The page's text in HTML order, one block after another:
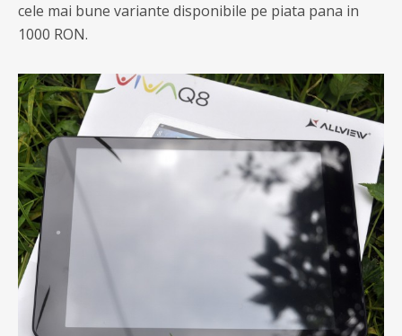
cele mai bune variante disponibile pe piata pana in
1000 RON.